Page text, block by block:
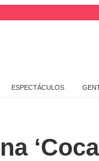
ESPECTÁCULOS